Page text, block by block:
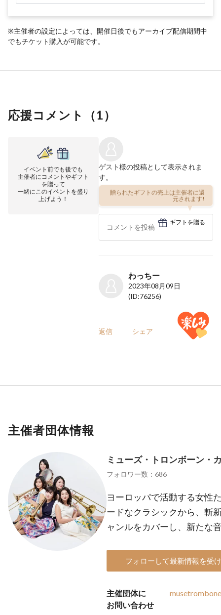
※主催者の設定によっては、開催日後でもアーカイブ配信期間中
でもチケット購入が可能です。
応援コメント（1）
イベント前でも後でも
主催者にコメントやギフト
を贈って
一緒にこのイベントを盛り
上げよう！
ゲスト様の投稿として表示されま
す。
贈られたギフトの売上は主催者に還
元されます!
ギフトを贈る
わっちー
2023年08月09日
(ID:76256)
返信 シェア
主催者団体情報
ミューズ・トロンボーン・
フォロワー数：686
ヨーロッパで活動する女性
ードなクラシックから、斬
ャンルをカバーし、新たな
フォローして最新情報を受
主催団体に
お問い合わせ